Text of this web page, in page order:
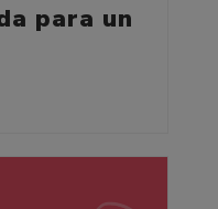
para un